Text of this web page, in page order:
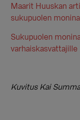
Maarit Huuskan
sukupuolen
Sukupuolen
varhaiskasvattajille
Kuvitus Kai